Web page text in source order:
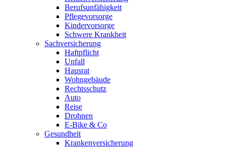
Berufsunfähigkeit
Pflegevorsorge
Kindervorsorge
Schwere Krankheit
Sachversicherung
Haftpflicht
Unfall
Hausrat
Wohngebäude
Rechtsschutz
Auto
Reise
Drohnen
E-Bike & Co
Gesundheit
Krankenversicherung